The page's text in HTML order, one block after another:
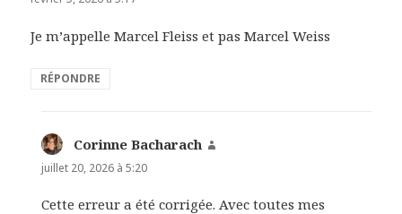
Je m’appelle Marcel Fleiss et pas Marcel Weiss
RÉPONDRE
Corinne Bacharach
juillet 20, 2026 à 5:20
Cette erreur a été corrigée. Avec toutes mes